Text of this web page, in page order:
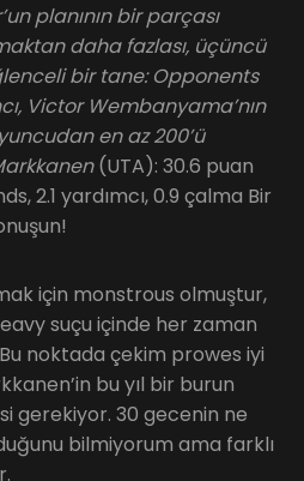
planının bir parçası
daha fazlası, üçüncü
bir tane: Opponents
Victor Wembanyama’nın
en az 200’ü
(UTA): 30.6 puan
2.1 yardımcı, 0.9 çalma Bir
için monstrous olmuştur,
suçu içinde her zaman
noktada çekim prowes iyi
bu yıl bir burun
gerekiyor. 30 gecenin ne
bilmiyorum ama farklı